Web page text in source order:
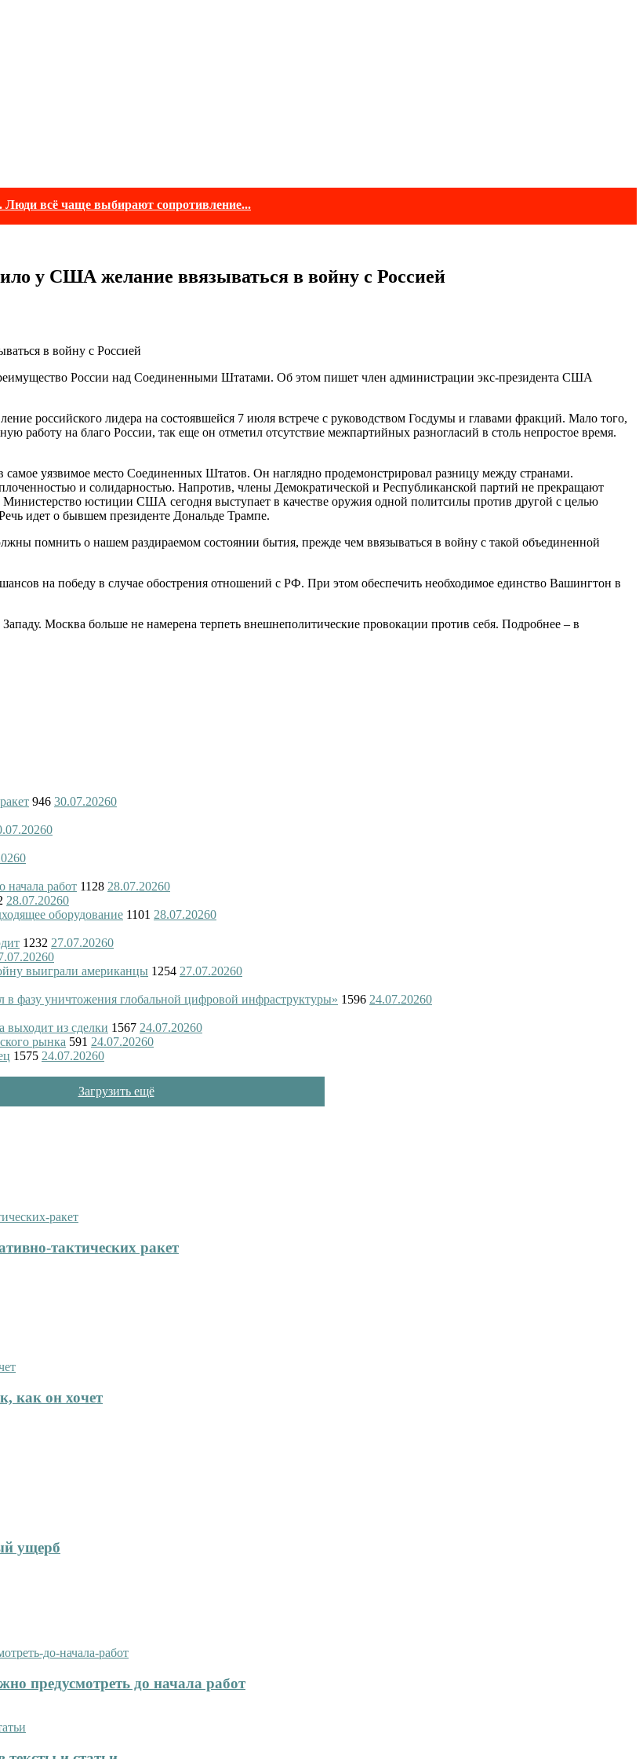
Люди всё чаще выбирают сопротивление...
у США желание ввязываться в войну с Россией
России над Соединенными Штатами. Об этом пишет член администрации экс-президента США
российского лидера на состоявшейся 7 июля встрече с руководством Госдумы и главами фракций. Мало того,
работу на благо России, так еще он отметил отсутствие межпартийных разногласий в столь непростое время.
уязвимое место Соединенных Штатов. Он наглядно продемонстрировал разницу между странами.
и солидарностью. Напротив, члены Демократической и Республиканской партий не прекращают
юстиции США сегодня выступает в качестве оружия одной политсилы против другой с целью
идет о бывшем президенте Дональде Трампе.
помнить о нашем раздираемом состоянии бытия, прежде чем ввязываться в войну с такой объединенной
на победу в случае обострения отношений с РФ. При этом обеспечить необходимое единство Вашингтон в
Москва больше не намерена терпеть внешнеполитические провокации против себя. Подробнее – в
946 30.07.20260
0
0
начала работ 1128 28.07.20260
28.07.20260
оборудование 1101 28.07.20260
1232 27.07.20260
0
выиграли американцы 1254 27.07.20260
фазу уничтожения глобальной цифровой инфраструктуры» 1596 24.07.20260
выходит из сделки 1567 24.07.20260
рынка 591 24.07.20260
1575 24.07.20260
Загрузить ещё
тактических ракет
как он хочет
ущерб
предусмотреть до начала работ